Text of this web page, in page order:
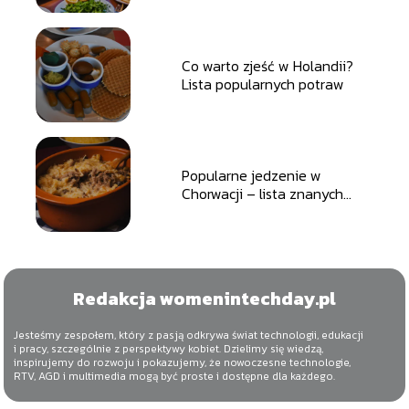
Co warto zjeść w Holandii?
Lista popularnych potraw
Popularne jedzenie w
Chorwacji – lista znanych
Redakcja womenintechday.pl
Jesteśmy zespołem, który z pasją odkrywa świat technologii, edukacji
i pracy, szczególnie z perspektywy kobiet. Dzielimy się wiedzą,
inspirujemy do rozwoju i pokazujemy, że nowoczesne technologie,
RTV, AGD i multimedia mogą być proste i dostępne dla każdego.